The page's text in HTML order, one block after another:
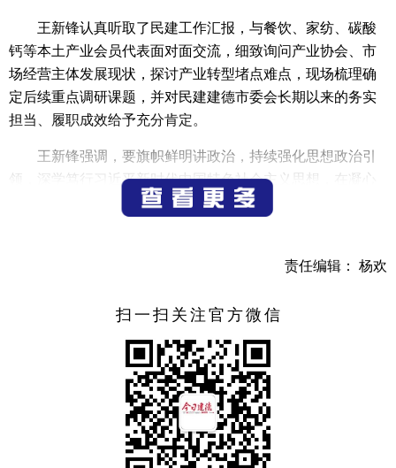
王新锋认真听取了民建工作汇报，与餐饮、家纺、碳酸
钙等本土产业会员代表面对面交流，细致询问产业协会、市
场经营主体发展现状，探讨产业转型堵点难点，现场梳理确
定后续重点调研课题，并对民建建德市委会长期以来的务实
担当、履职成效给予充分肯定。
王新锋强调，要旗帜鲜明讲政治，持续强化思想政治引
领，深学笃行习近平新时代中国特色社会主义思想，在凝心
铸魂、培根固本上持续发力，切实把坚定捍卫“两个确立”、
序；要持续深耕参政议政、公益帮扶特色工作，充分激发民
深化课题研究，积极建言献策；要从严抓实会员队伍建设，
坚持严管厚爱相结合，广泛凝聚各界会员智慧合力，同心聚
力，为建德经济社会高质量发展贡献更大力量。
市委常委、统战部部长郑泽挥参加调研。
（记者 别阳军）
责任编辑： 杨欢
扫一扫关注官方微信